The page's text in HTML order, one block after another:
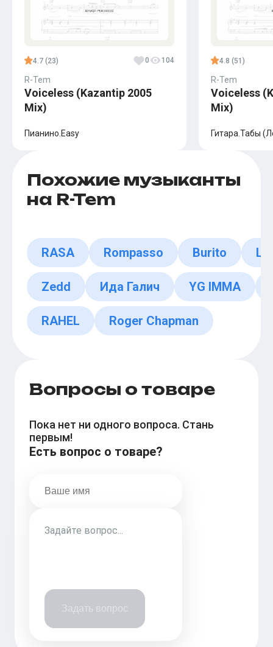
4.7 (23) 0 104
R-Tem
Voiceless (Kazantip 2005
Mix)
Пианино.Easy
4.8 (51)
R-Tem
Voiceless
Mix)
Гитара.Табы
Похожие музыканты
на R-Tem
RASA Rompasso Burito
Zedd Ида Галич YG IMMA
RAHEL Roger Chapman
Вопросы о товаре
Пока нет ни одного вопроса. Стань
первым!
Есть вопрос о товаре?
Задать вопрос